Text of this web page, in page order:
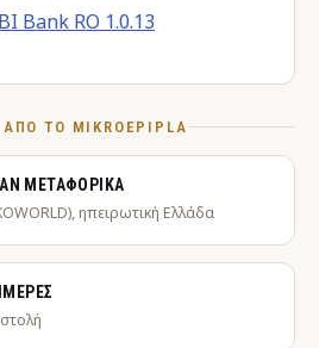
ΤΟ MIKROEPIPLA
ΜΕΤΑΦΟΡΙΚΆ
ηπειρωτική Ελλάδα